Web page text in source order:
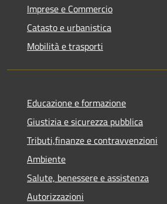
Imprese e Commercio
Catasto e urbanistica
Mobilità e trasporti
Educazione e formazione
Giustizia e sicurezza pubblica
Tributi,finanze e contravvenzioni
Ambiente
Salute, benessere e assistenza
Autorizzazioni